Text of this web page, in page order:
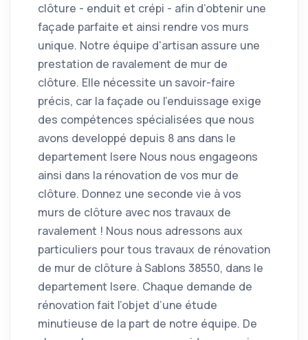
clôture - enduit et crépi - afin d’obtenir une
façade parfaite et ainsi rendre vos murs
unique. Notre équipe d'artisan assure une
prestation de ravalement de mur de
clôture. Elle nécessite un savoir-faire
précis, car la façade ou l'enduissage exige
des compétences spécialisées que nous
avons developpé depuis 8 ans dans le
departement Isere Nous nous engageons
ainsi dans la rénovation de vos mur de
clôture. Donnez une seconde vie à vos
murs de clôture avec nos travaux de
ravalement ! Nous nous adressons aux
particuliers pour tous travaux de rénovation
de mur de clôture à Sablons 38550, dans le
departement Isere. Chaque demande de
rénovation fait l’objet d’une étude
minutieuse de la part de notre équipe. De